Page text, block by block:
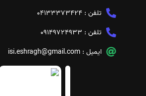
تلفن : 04133373424
تلفن : 09149724933
ایمیل : isi.eshragh@gmail.com